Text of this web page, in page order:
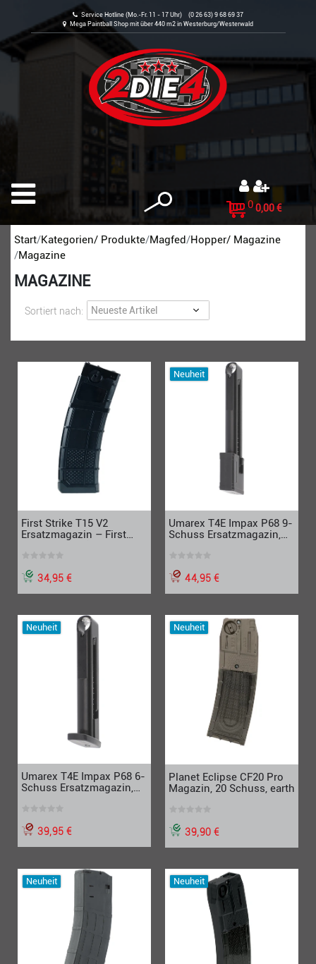
Service Hotline (Mo.-Fr. 11 - 17 Uhr) (0 26 63) 9 68 69 37
Mega Paintball Shop mit über 440 m2 in Westerburg/Westerwald
0 0,00 €
Start Kategorien/ Produkte Magfed Hopper/ Magazine
Magazine
MAGAZINE
Sortiert nach:
First Strike T15 V2
Ersatzmagazin – First
34,95 €
Neuheit
Umarex T4E Impax P68 9-
Schuss Ersatzmagazin,
44,95 €
Neuheit
Umarex T4E Impax P68 6-
Schuss Ersatzmagazin,
39,95 €
Neuheit
Planet Eclipse CF20 Pro
Magazin, 20 Schuss, earth
39,90 €
Neuheit Neuheit